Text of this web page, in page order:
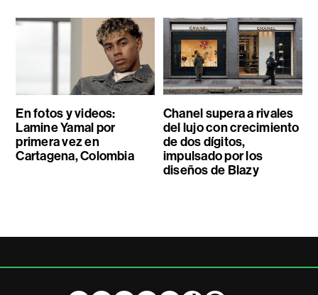
En fotos y videos:
Lamine Yamal por
primera vez en
Cartagena, Colombia
Chanel supera a rivales
del lujo con crecimiento
de dos dígitos,
impulsado por los
diseños de Blazy